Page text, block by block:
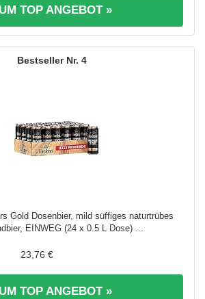
TOP ANGEBOT »
4
Gold Dosenbier, mild süffiges naturtrübes
EINWEG (24 x 0.5 L Dose) ...
23,76 €
TOP ANGEBOT »